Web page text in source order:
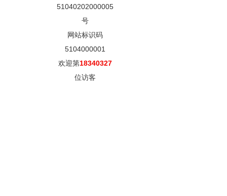
51040202000005
号
网站标识码
5104000001
欢迎第18340327
位访客